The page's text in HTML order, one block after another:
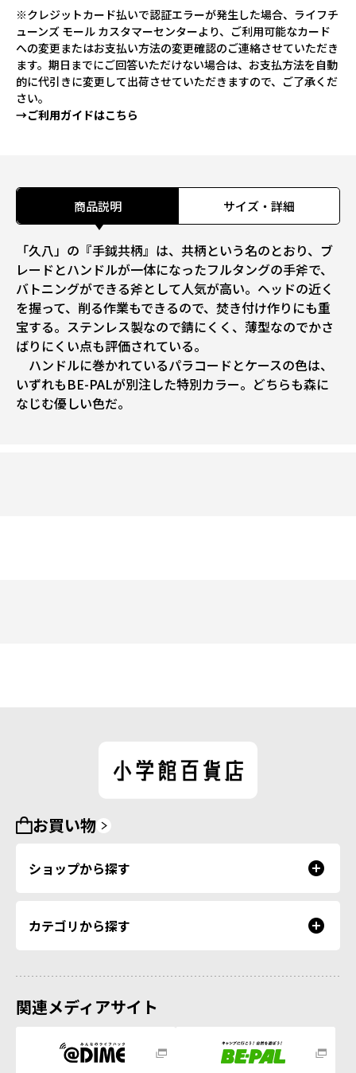
※クレジットカード払いで認証エラーが発生した場合、ライフチ
ューンズ モール カスタマーセンターより、ご利用可能なカード
への変更またはお支払い方法の変更確認のご連絡させていただき
ます。期日までにご回答いただけない場合は、お支払方法を自動
的に代引きに変更して出荷させていただきますので、ご了承くだ
さい。
→ご利用ガイドはこちら
商品説明 サイズ・詳細
「久八」の『手鉞共柄』は、共柄という名のとおり、ブ
レードとハンドルが一体になったフルタングの手斧で、
バトニングができる斧として人気が高い。ヘッドの近く
を握って、削る作業もできるので、焚き付け作りにも重
宝する。ステンレス製なので錆にくく、薄型なのでかさ
ばりにくい点も評価されている。
ハンドルに巻かれているパラコードとケースの色は、
いずれもBE-PALが別注した特別カラー。どちらも森に
なじむ優しい色だ。
お買い物
ショップから探す
カテゴリから探す
関連メディアサイト